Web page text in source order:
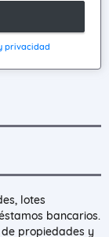
privacidad
lotes
bancarios.
de propiedades y